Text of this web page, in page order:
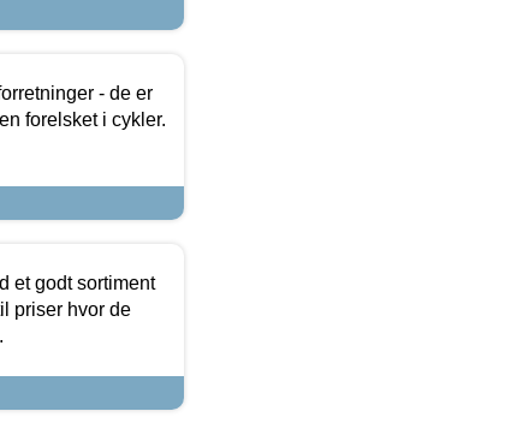
- de er
forelsket i cykler.
et godt sortiment
priser hvor de